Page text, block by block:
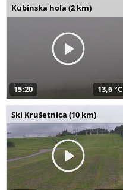
Kubínska hoľa (2 km)
15:20 13,6 °C
Ski Krušetnica (10 km)